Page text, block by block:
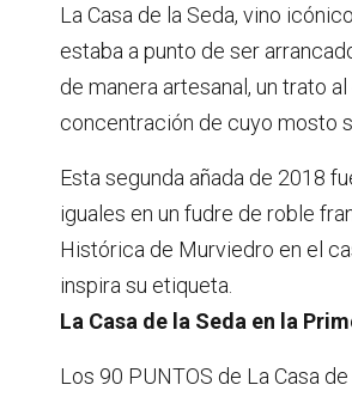
La Casa de la Seda, vino
estaba a punto de ser
de manera artesanal, un trato
concentración de cuyo mosto
Esta segunda añada de 2018
iguales en un fudre de roble
Histórica de Murviedro en el
inspira su etiqueta.
La Casa de la Seda en la
Los 90 PUNTOS de La Casa